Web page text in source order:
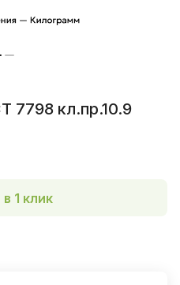
7798 кл.пр.10.9
1 клик